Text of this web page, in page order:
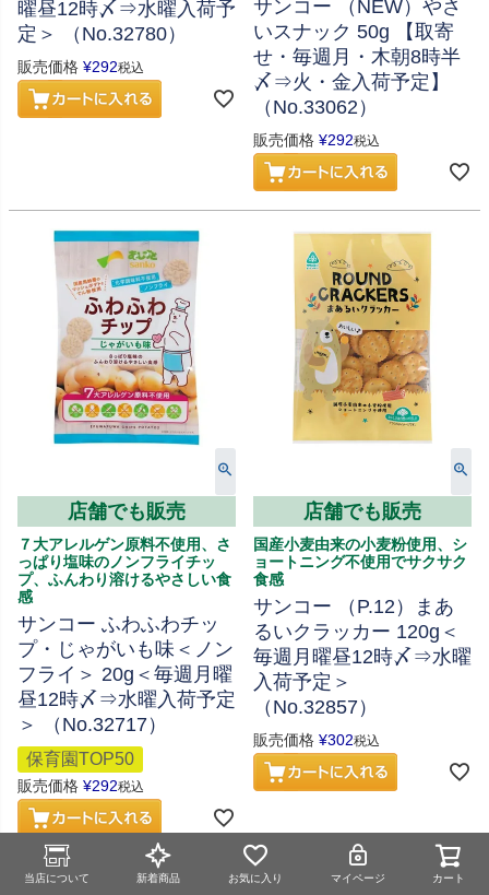
当店について 新着商品 お気に入り マイページ カート
曜昼12時〆⇒水曜入荷予
定＞ （No.32780）
販売価格 ¥292税込
サンコー （NEW）やさ
いスナック 50g 【取寄
せ・毎週月・木朝8時半
〆⇒火・金入荷予定】
（No.33062）
販売価格 ¥292税込
店舗でも販売
７大アレルゲン原料不使用、さ
っぱり塩味のノンフライチッ
プ、ふんわり溶けるやさしい食
感
サンコー ふわふわチッ
プ・じゃがいも味＜ノン
フライ＞ 20g＜毎週月曜
昼12時〆⇒水曜入荷予定
＞ （No.32717）
保育園TOP50
販売価格 ¥292税込
店舗でも販売
国産小麦由来の小麦粉使用、シ
ョートニング不使用でサクサク
食感
サンコー （P.12）まあ
るいクラッカー 120g＜
毎週月曜昼12時〆⇒水曜
入荷予定＞
（No.32857）
販売価格 ¥302税込